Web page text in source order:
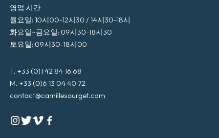
영업 시간
월요일: 10시00-12시30 / 14시30-18시
화요일~금요일: 09시30-18시30
토요일: 09시30-18시00
T. +33 (0)1 42 84 16 68
M. +33 (0)6 13 04 40 72
contact@camillesourget.com